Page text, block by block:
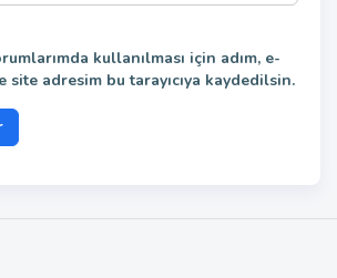
kullanılması için adım, e-
site adresim bu tarayıcıya kaydedilsin.